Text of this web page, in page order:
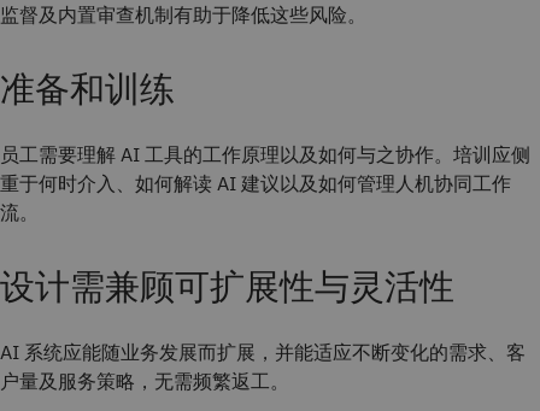
监督及内置审查机制有助于降低这些风险。
准备和训练
员工需要理解 AI 工具的工作原理以及如何与之协作。培训应侧
重于何时介入、如何解读 AI 建议以及如何管理人机协同工作
流。
设计需兼顾可扩展性与灵活性
AI 系统应能随业务发展而扩展，并能适应不断变化的需求、客
户量及服务策略，无需频繁返工。